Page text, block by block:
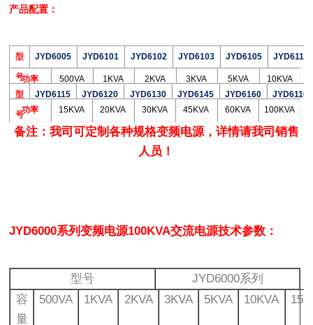
产品配置：
型
号
JYD6005 JYD6101 JYD6102 JYD6103 JYD6105 JYD6110
功率 500VA 1KVA 2KVA 3KVA 5KVA
10KVA
型
号
JYD6115 JYD6120 JYD6130 JYD6145 JYD6160
JYD61100
功率
15KVA 20KVA 30KVA 45KVA 60KVA 100KVA
备注：我司可定制各种规格变频电源，详情请我司销售
人员！
JYD6000系列变频电源100KVA交流电源技术参数：
型号
JYD6000系列
容
量
500VA 1KVA 2KVA 3KVA 5KVA 10KVA